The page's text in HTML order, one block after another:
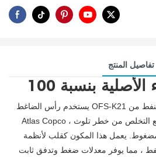
تفاصيل المنتج
يستخدم رأس الضاغط OFS-K21 تقنية المسمار الخالية من النفط من
Atlas Copco ، مما يوفر أداءً موثوقاً به مع التخلص من خطر تلوث
يعمل هذا المكون كقلب لأنظمة
، مما يوفر معدلات ضغط وتدفق ثابت